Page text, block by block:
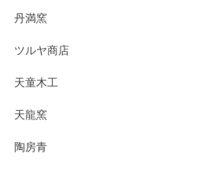
丹満窯
ツルヤ商店
天童木工
天龍窯
陶房青